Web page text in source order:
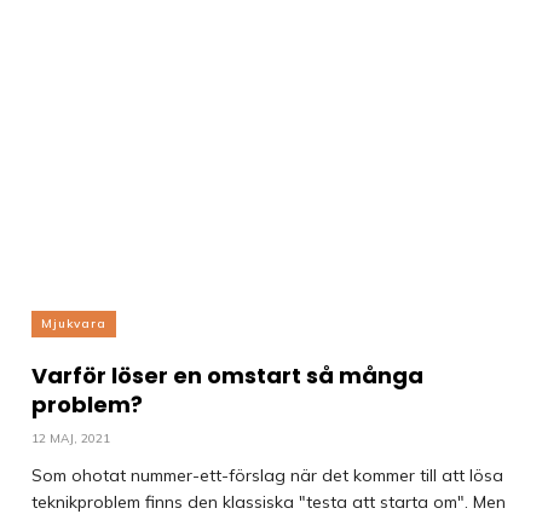
Mjukvara
Varför löser en omstart så många
problem?
12 MAJ, 2021
Som ohotat nummer-ett-förslag när det kommer till att lösa
teknikproblem finns den klassiska "testa att starta om". Men